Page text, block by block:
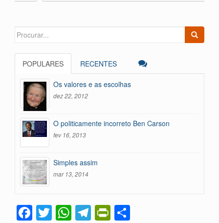
Search
POPULARES RECENTES
Os valores e as escolhas
dez 22, 2012
O politicamente incorreto Ben Carson
fev 16, 2013
Simples assim
mar 13, 2014
F T W T Pr